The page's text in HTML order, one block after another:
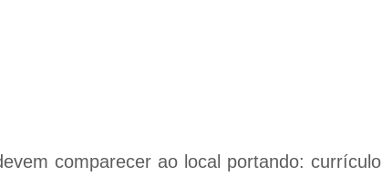
comparecer ao local portando: currículo